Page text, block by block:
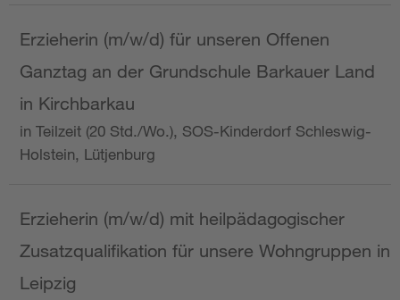
Erzieherin (m/w/d) für unseren Offenen
Ganztag an der Grundschule Barkauer Land
in Kirchbarkau
in Teilzeit (20 Std./Wo.), SOS-Kinderdorf Schleswig-
Holstein, Lütjenburg
Erzieherin (m/w/d) mit heilpädagogischer
Zusatzqualifikation für unsere Wohngruppen in
Leipzig